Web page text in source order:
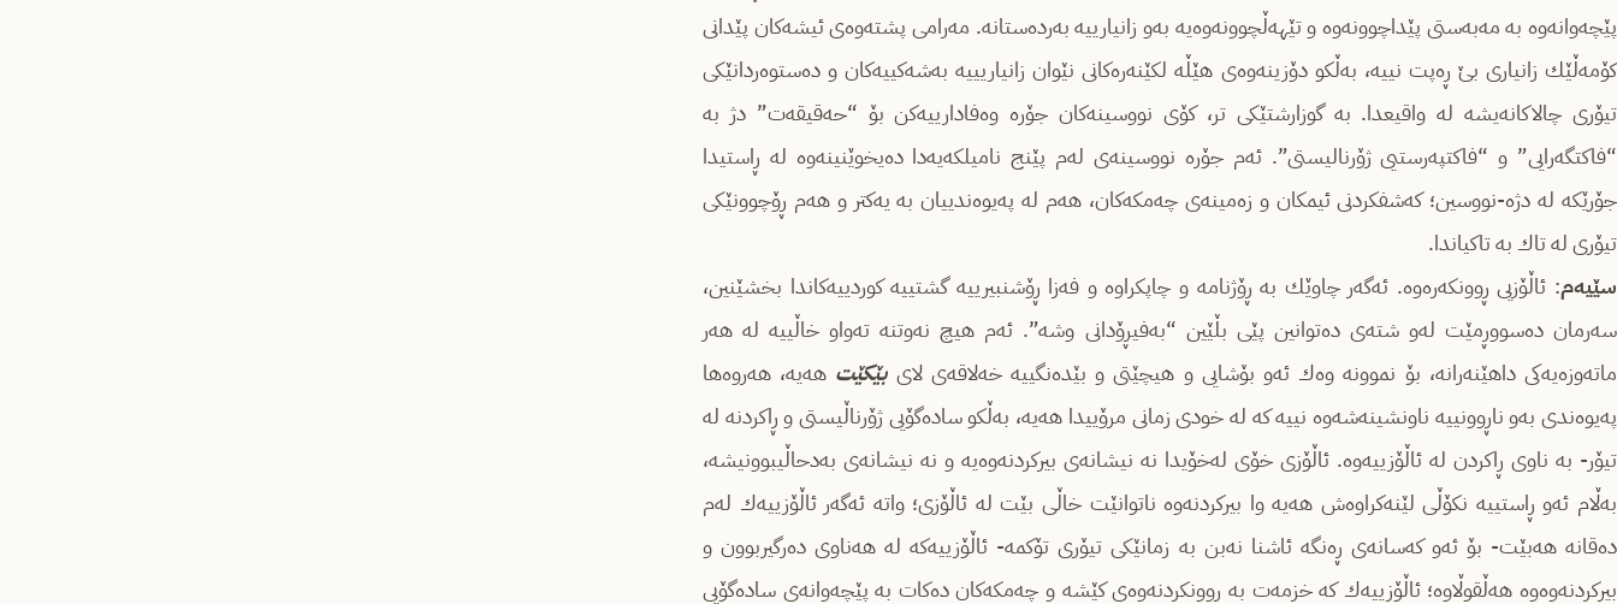
‌پێچه‌وانه‌وه‌ به‌ مه‌به‌ستی پێداچوونه‌وه‌ و تێهه‌ڵچوونه‌وه‌یه‌ به‌و زانیارییه‌ به‌رده‌ستانه‌. مه‌رامی پشته‌وه‌ی ئیشه‌كان پێدانی
كۆمه‌ڵێك زانیاری بێ ڕه‌پت نییه‌، به‌ڵكو دۆزینه‌وه‌ی هێڵه‌ لكێنه‌ره‌كانی نێوان زانیاریییه‌ به‌شه‌كییه‌كان و ده‌ستوه‌ردانێكی
تیۆری چالاكانه‌یشه‌ له‌ واقیعدا. به‌ گوزارشتێكی تر، كۆی نووسینه‌كان جۆره وه‌فادارییه‌كن بۆ “حه‌قیقه‌ت” دژ به‌
“فاكتگه‌رایی” و “فاكتپه‌رستیی ژۆرنالیستی”. ئه‌م جۆره‌ نووسینه‌ی له‌م پێنج نامیلكه‌یه‌دا ده‌یخوێنینه‌وه‌ له‌ ڕاستیدا
جۆرێكه‌ له‌ دژه‌-نووسین؛ كه‌شفكردنی ئیمكان و زه‌مینه‌ی چه‌مكه‌كان، هه‌م له‌ په‌یوه‌ندییان به ‌یه‌كتر و هه‌م ڕۆچوونێكی
تیۆری له‌ تاك به‌ تاكیاندا.
سێیه‌م: ئاڵۆزیی ڕوونكه‌ره‌وه‌. ئه‌گه‌ر چاوێك به‌ ڕۆژنامه‌ و چاپكراوه‌ و فه‌زا ڕۆشنبیرییه‌ گشتییه‌ كوردییه‌كاندا بخشێنین،
سه‌رمان ده‌سووڕمێت له‌و شته‌ی ده‌توانین پێی بڵێین “به‌فیڕۆدانی وشه‌”. ئه‌م هیچ نه‌وتنه‌ ته‌واو خاڵییه‌ له‌ هه‌ر
ماته‌وزه‌یه‌كی داهێنه‌رانه‌، بۆ نموونه‌ وه‌ك ئه‌و بۆشایی و هیچێتی و بێده‌نگییه‌ خه‌لاقه‌ی لایبێكێت هه‌یه‌، هه‌روه‌ها
په‌یوه‌ندی به‌و ناڕوونییه‌ ناونشینه‌شه‌وه‌ نییه‌ كه‌ له‌ خودی زمانی مرۆییدا هه‌یه‌‌، به‌ڵكو ساده‌گۆیی ژۆرناڵیستی و ڕاكردنه‌ له‌
تیۆر- به‌ ناوی ڕاكردن له‌ ئاڵۆزییه‌وه‌. ئاڵۆزی خۆی له‌خۆیدا نه‌ نیشانه‌ی بیركردنه‌وه‌یه‌ و نه‌ نیشانه‌ی به‌دحاڵیبوونیشه‌،
به‌ڵام ئه‌و ڕاستییه‌ نكۆڵی لێنه‌كراوه‌ش هه‌یه‌ وا بیركردنه‌وه‌ ناتوانێت خاڵی بێت له‌ ئاڵۆزی؛ واته‌ ئه‌گه‌ر ئاڵۆزییه‌ك له‌م
ده‌قانه‌ هه‌بێت- بۆ ئه‌و كه‌سانه‌ی ڕه‌نگه‌ ئاشنا نه‌بن به‌ زمانێكی تیۆری تۆكمه‌- ئاڵۆزییه‌كه‌ له‌ هه‌ناوی ده‌رگیربوون و
بیركردنه‌وه‌وه‌ هه‌ڵقوڵاوه‌؛ ئاڵۆزییه‌ك كه‌ خزمه‌ت به‌ ڕوونكردنه‌وه‌ی كێشه‌ و چه‌مكه‌كان ده‌كات به‌ پێچه‌وانه‌ی ساده‌گۆیی